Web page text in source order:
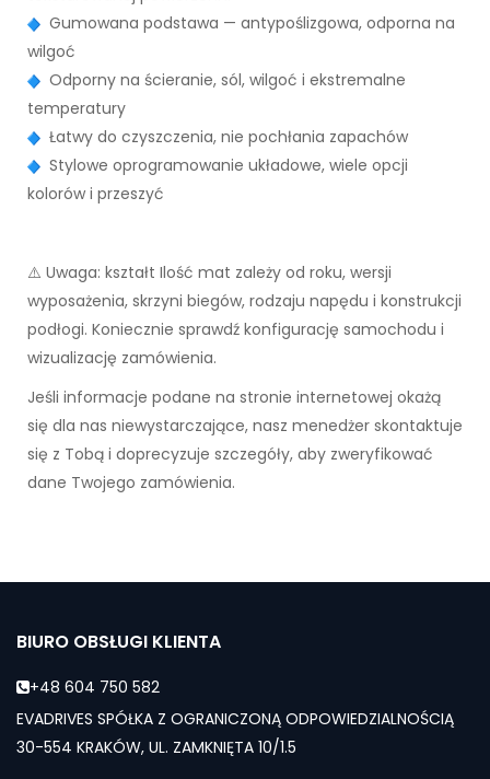
Gumowana podstawa — antypoślizgowa, odporna na
wilgoć
Odporny na ścieranie, sól, wilgoć i ekstremalne
temperatury
Łatwy do czyszczenia, nie pochłania zapachów
Stylowe oprogramowanie układowe, wiele opcji
kolorów i przeszyć
⚠️ Uwaga: kształt Ilość mat zależy od roku, wersji
wyposażenia, skrzyni biegów, rodzaju napędu i konstrukcji
podłogi. Koniecznie sprawdź konfigurację samochodu i
wizualizację zamówienia.
Jeśli informacje podane na stronie internetowej okażą
się dla nas niewystarczające, nasz menedżer skontaktuje
się z Tobą i doprecyzuje szczegóły, aby zweryfikować
dane Twojego zamówienia.
BIURO OBSŁUGI KLIENTA
+48 604 750 582
EVADRIVES SPÓŁKA Z OGRANICZONĄ ODPOWIEDZIALNOŚCIĄ
30-554 KRAKÓW, UL. ZAMKNIĘTA 10/1.5